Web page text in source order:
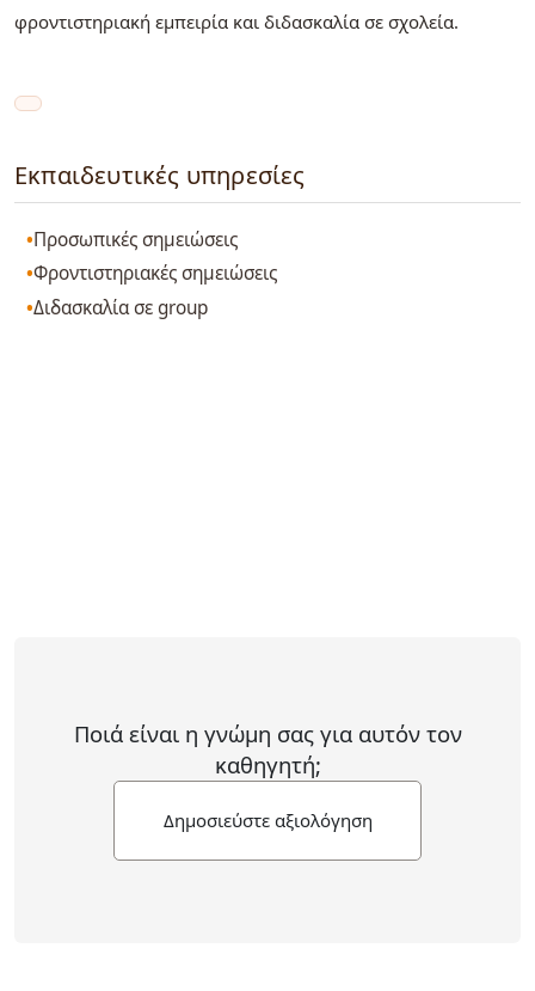
φροντιστηριακή εμπειρία και διδασκαλία σε σχολεία.
Εκπαιδευτικές υπηρεσίες
Προσωπικές σημειώσεις
Φροντιστηριακές σημειώσεις
Διδασκαλία σε group
Ποιά είναι η γνώμη σας για αυτόν τον
καθηγητή;
Δημοσιεύστε αξιολόγηση